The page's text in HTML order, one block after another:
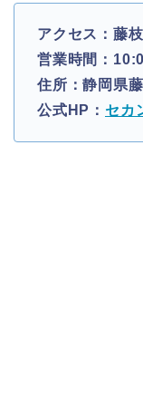
アクセス：藤
営業時間：
住所：静岡県
公式HP： セカ